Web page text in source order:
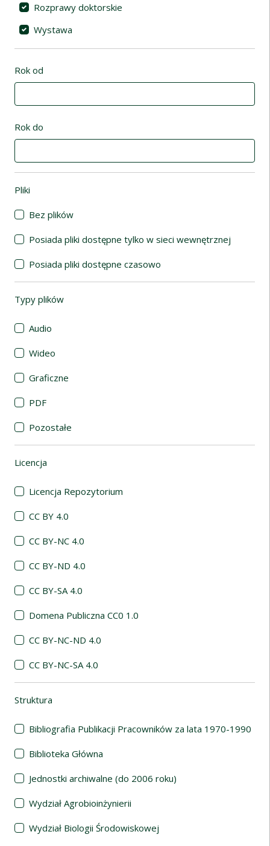
Rozprawy doktorskie
Wystawa
Rok od
Rok do
Pliki
Bez plików
Posiada pliki dostępne tylko w sieci wewnętrznej
Posiada pliki dostępne czasowo
Typy plików
Audio
Wideo
Graficzne
PDF
Pozostałe
Licencja
Licencja Repozytorium
CC BY 4.0
CC BY-NC 4.0
CC BY-ND 4.0
CC BY-SA 4.0
Domena Publiczna CC0 1.0
CC BY-NC-ND 4.0
CC BY-NC-SA 4.0
Struktura
Bibliografia Publikacji Pracowników za lata 1970-1990
Biblioteka Główna
Jednostki archiwalne (do 2006 roku)
Wydział Agrobioinżynierii
Wydział Biologii Środowiskowej